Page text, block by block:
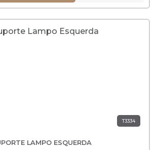
T3334
LAMPO ESQUERDA